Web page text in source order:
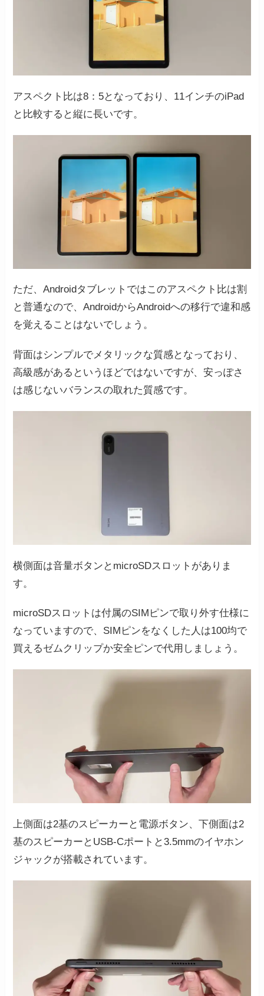
アスペクト比は8：5となっており、11インチのiPad
と比較すると縦に長いです。
ただ、Androidタブレットではこのアスペクト比は割
と普通なので、AndroidからAndroidへの移行で違和感
を覚えることはないでしょう。
背面はシンプルでメタリックな質感となっており、
高級感があるというほどではないですが、安っぽさ
は感じないバランスの取れた質感です。
横側面は音量ボタンとmicroSDスロットがありま
す。
microSDスロットは付属のSIMピンで取り外す仕様に
なっていますので、SIMピンをなくした人は100均で
買えるゼムクリップか安全ピンで代用しましょう。
上側面は2基のスピーカーと電源ボタン、下側面は2
基のスピーカーとUSB-Cポートと3.5mmのイヤホン
ジャックが搭載されています。